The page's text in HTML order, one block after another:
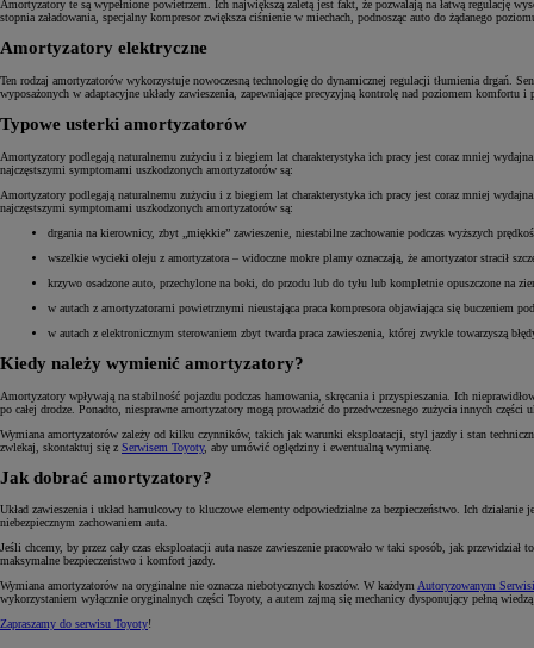
Amortyzatory te są wypełnione powietrzem. Ich największą zaletą jest fakt, że pozwalają na łatwą regulację
stopnia załadowania, specjalny kompresor zwiększa ciśnienie w miechach, podnosząc auto do żądanego
Amortyzatory elektryczne
Ten rodzaj amortyzatorów wykorzystuje nowoczesną technologię do dynamicznej regulacji tłumienia drgań.
wyposażonych w adaptacyjne układy zawieszenia, zapewniające precyzyjną kontrolę nad poziomem komfortu i
Typowe usterki amortyzatorów
Amortyzatory podlegają naturalnemu zużyciu i z biegiem lat charakterystyka ich pracy jest coraz mniej
najczęstszymi symptomami uszkodzonych amortyzatorów są:
Amortyzatory podlegają naturalnemu zużyciu i z biegiem lat charakterystyka ich pracy jest coraz mniej
najczęstszymi symptomami uszkodzonych amortyzatorów są:
drgania na kierownicy, zbyt „miękkie” zawieszenie, niestabilne zachowanie podczas wyższych
wszelkie wycieki oleju z amortyzatora – widoczne mokre plamy oznaczają, że amortyzator stracił
krzywo osadzone auto, przechylone na boki, do przodu lub do tyłu lub kompletnie opuszczone na
w autach z amortyzatorami powietrznymi nieustająca praca kompresora objawiająca się buczeniem
w autach z elektronicznym sterowaniem zbyt twarda praca zawieszenia, której zwykle towarzyszą
Kiedy należy wymienić amortyzatory?
Amortyzatory wpływają na stabilność pojazdu podczas hamowania, skręcania i przyspieszania. Ich
po całej drodze. Ponadto, niesprawne amortyzatory mogą prowadzić do przedwczesnego zużycia innych
Wymiana amortyzatorów zależy od kilku czynników, takich jak warunki eksploatacji, styl jazdy i stan
zwlekaj, skontaktuj się z Serwisem Toyoty, aby umówić oględziny i ewentualną wymianę.
Jak dobrać amortyzatory?
Układ zawieszenia i układ hamulcowy to kluczowe elementy odpowiedzialne za bezpieczeństwo. Ich
niebezpiecznym zachowaniem auta.
Jeśli chcemy, by przez cały czas eksploatacji auta nasze zawieszenie pracowało w taki sposób, jak
maksymalne bezpieczeństwo i komfort jazdy.
Wymiana amortyzatorów na oryginalne nie oznacza niebotycznych kosztów. W każdymAutoryzowanym
wykorzystaniem wyłącznie oryginalnych części Toyoty, a autem zajmą się mechanicy dysponujący pełną
Zapraszamy do serwisu Toyoty!